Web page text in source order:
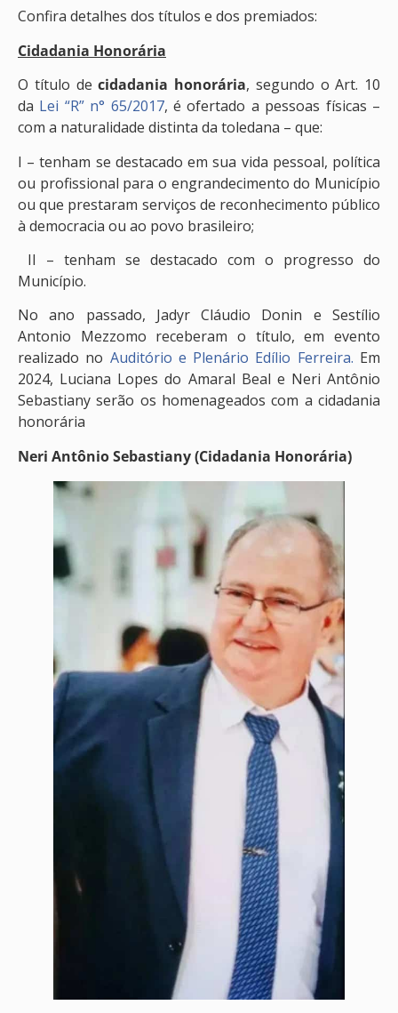
Confira detalhes dos títulos e dos premiados:
Cidadania Honorária
O título decidadania honorária, segundo o Art. 10
da Lei “R” n° 65/2017, é ofertado a pessoas físicas –
com a naturalidade distinta da toledana – que:
I – tenham se destacado em sua vida pessoal, política
ou profissional para o engrandecimento do Município
ou que prestaram serviços de reconhecimento público
à democracia ou ao povo brasileiro;
II – tenham se destacado com o progresso do
Município.
No ano passado, Jadyr Cláudio Donin e Sestílio
Antonio Mezzomo receberam o título, em evento
realizado no Auditório e Plenário Edílio Ferreira. Em
2024, Luciana Lopes do Amaral Beal e Neri Antônio
Sebastiany serão os homenageados com a cidadania
honorária
Neri Antônio Sebastiany (Cidadania Honorária)